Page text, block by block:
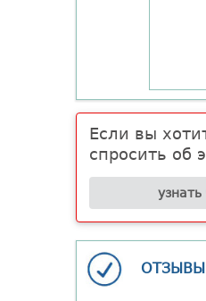
Если вы
спросить об
ОТЗЫВЫ